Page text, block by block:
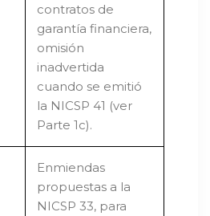
contratos de
garantía financiera,
omisión
inadvertida
cuando se emitió
la NICSP 41 (ver
Parte 1c).
Enmiendas
propuestas a la
NICSP 33, para